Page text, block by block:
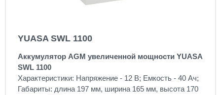
YUASA SWL 1100
Аккумулятор AGM увеличенной мощности YUASA
SWL 1100
Характеристики: Напряжение - 12 В; Емкость - 40 Ач;
Габариты: длина 197 мм, ширина 165 мм, высота 170